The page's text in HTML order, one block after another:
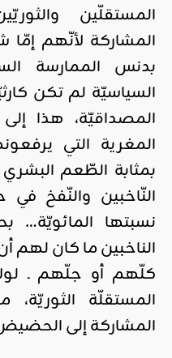
المستقلّين
المشاركة لأنّهم
بدنس الممارسة
السياسيّة لم تكن
المصداقيّة، هذا
المغرية التي
بمثابة الطّعم
النّاخبين والنّفخ
نسبتها
كلّهم أو جلّهم ـ
المستقلّة
المشاركة إلى الحضيض